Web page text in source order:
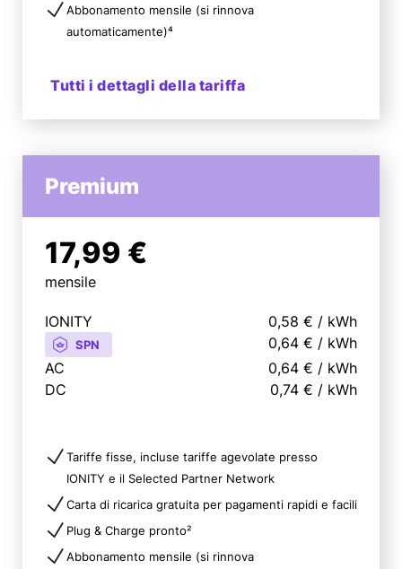
Abbonamento mensile (si rinnova
automaticamente)⁴
Tutti i dettagli della tariffa
Premium
17,99 €
mensile
IONITY 0,58 € / kWh
SPN 0,64 € / kWh
AC
0,64 € / kWh
DC
0,74 € / kWh
Tariffe fisse, incluse tariffe agevolate presso
IONITY e il Selected Partner Network
Carta di ricarica gratuita per pagamenti rapidi e facili
Plug & Charge pronto²
Abbonamento mensile (si rinnova